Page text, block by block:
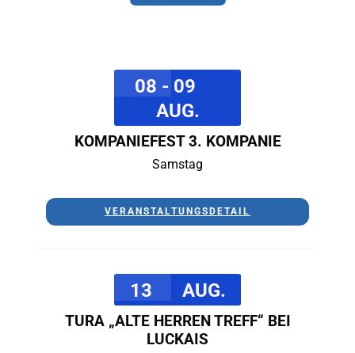
08 - 09
AUG.
KOMPANIEFEST 3. KOMPANIE
Samstag
VERANSTALTUNGSDETAIL
13 AUG.
TURA „ALTE HERREN TREFF“ BEI
LUCKAIS